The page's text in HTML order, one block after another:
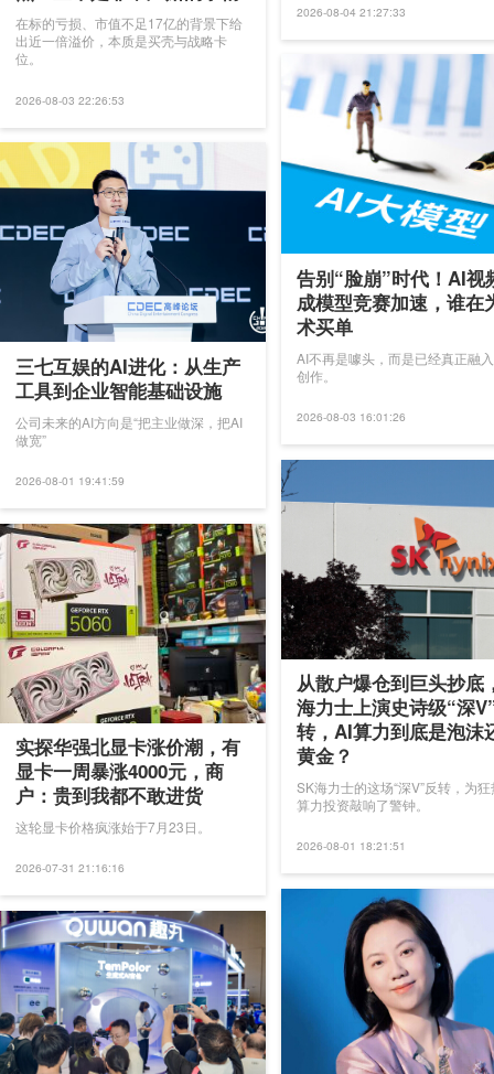
在标的亏损、市值不足17亿的背景下给
出近一倍溢价，本质是买壳与战略卡
位。
2026-08-03 22:26:53
三七互娱的AI进化：从生产
工具到企业智能基础设施
公司未来的AI方向是“把主业做深，把AI
做宽”
2026-08-01 19:41:59
实探华强北显卡涨价潮，有
显卡一周暴涨4000元，商
户：贵到我都不敢进货
这轮显卡价格疯涨始于7月23日。
2026-07-31 21:16:16
2026-08-04 21:27:33
告别“脸崩”时代！AI视
成模型竞赛加速，谁在
术买单
AI不再是噱头，而是已经真正融
创作。
2026-08-03 16:01:26
从散户爆仓到巨头抄底
海力士上演史诗级“深
转，AI算力到底是泡沫
黄金？
SK海力士的这场“深V”反转，为
算力投资敲响了警钟。
2026-08-01 18:21:51